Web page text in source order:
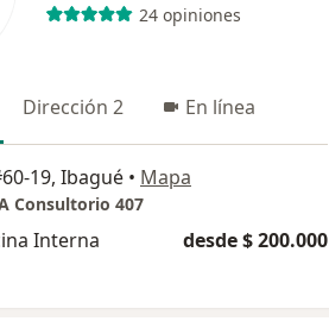
24 opiniones
Dirección 2 En línea
19, Ibagué • Mapa
Consultorio 407
Interna desde $ 200.000